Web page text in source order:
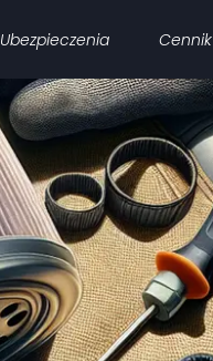
Ubezpieczenia Cennik